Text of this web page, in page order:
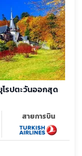
โรปตะวันออกสุด
สายการบิน